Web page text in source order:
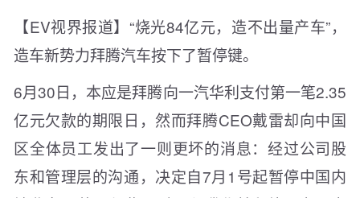
【EV视界报道】“烧光84亿元，造不出量产车”，
造车新势力拜腾汽车按下了暂停键。
6月30日，本应是拜腾向一汽华利支付第一笔2.35
亿元欠款的期限日，然而拜腾CEO戴雷却向中国
区全体员工发出了一则更坏的消息：经过公司股
东和管理层的沟通，决定自7月1号起暂停中国内